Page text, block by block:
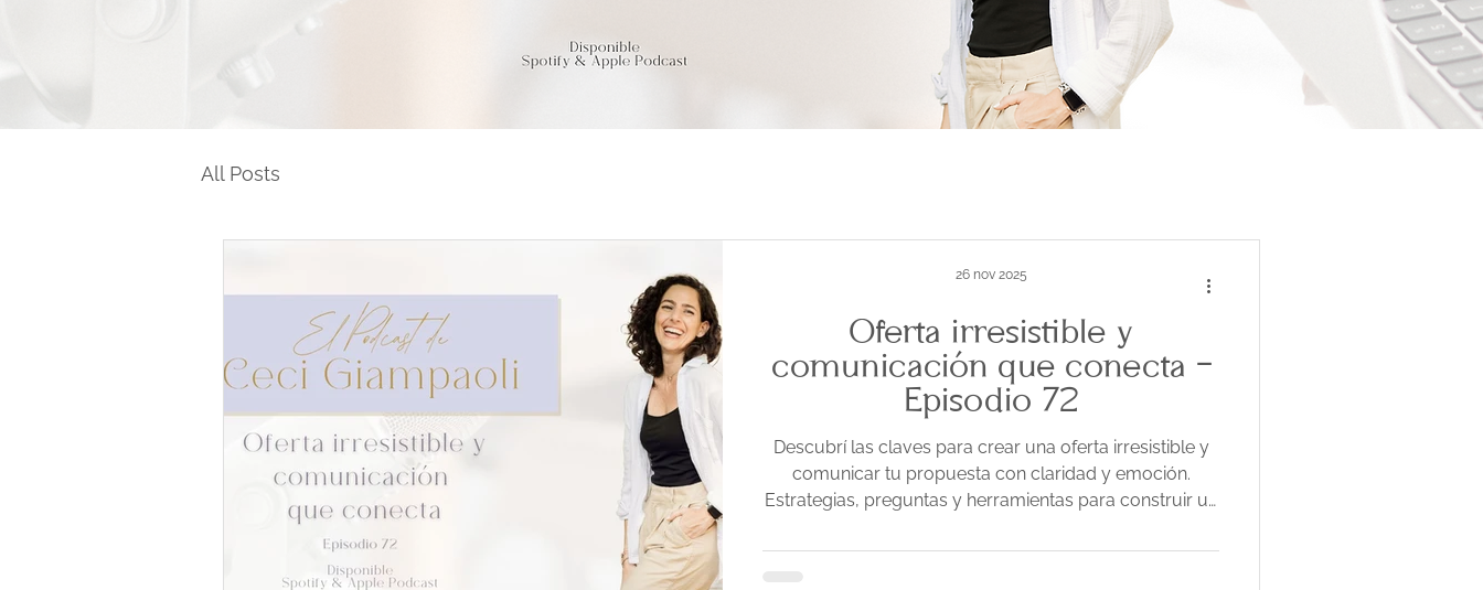
All Posts
Oferta irresistible y
comunicación que conecta -
Episodio 72
Descubrí las claves para crear una oferta irresistible y
comunicar tu propuesta con claridad y emoción.
Estrategias, preguntas y herramientas para construir un
26 nov 2025